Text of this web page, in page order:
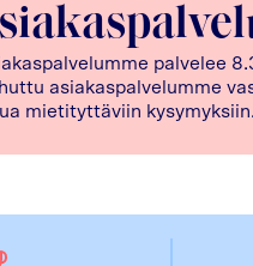
palvelee
asiakaspalvelumme
mietityttäviin kysymyksiin.